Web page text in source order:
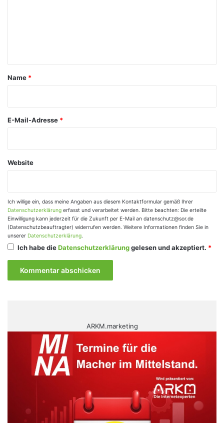
a
Name *
E-Mail-Adresse *
Website
Ich willige ein, dass meine Angaben aus diesem Kontaktformular gemäß Ihrer
Datenschutzerklärung erfasst und verarbeitet werden. Bitte beachten: Die erteilte
Einwilligung kann jederzeit für die Zukunft per E-Mail an datenschutz@sor.de
(Datenschutzbeauftragter) widerrufen werden. Weitere Informationen finden Sie in
unserer Datenschutzerklärung.
Ich habe dieDatenschutzerklärunggelesen und akzeptiert. *
ARKM.marketing